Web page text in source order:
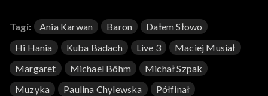
Tagi: Ania Karwan Baron
Dałem Słowo
Hi Hania
Kuba Badach Live 3
Maciej Musiał
Margaret
Michael Böhm
Michał Szpak
Muzyka
Paulina Chylewska
Półfinał